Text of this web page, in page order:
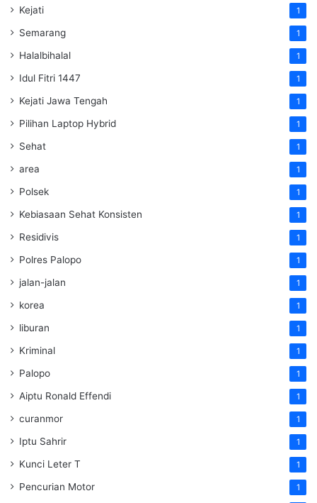
Kejati 1
Semarang 1
Halalbihalal 1
Idul Fitri 1447 1
Kejati Jawa Tengah 1
Pilihan Laptop Hybrid 1
Sehat 1
area 1
Polsek 1
Kebiasaan Sehat Konsisten 1
Residivis 1
Polres Palopo 1
jalan-jalan 1
korea 1
liburan 1
Kriminal 1
Palopo 1
Aiptu Ronald Effendi 1
curanmor 1
Iptu Sahrir 1
Kunci Leter T 1
Pencurian Motor 1